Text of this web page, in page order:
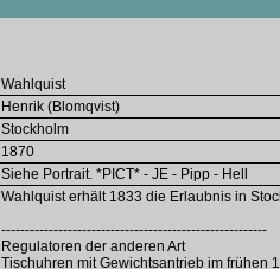
Wahlquist
Henrik (Blomqvist)
Stockholm
1870
Siehe Portrait. *PICT* - JE - Pipp - Hell
Wahlquist erhält 1833 die Erlaubnis in
--------------------------------------------------------
Regulatoren der anderen Art
Tischuhren mit Gewichtsantrieb im frühen